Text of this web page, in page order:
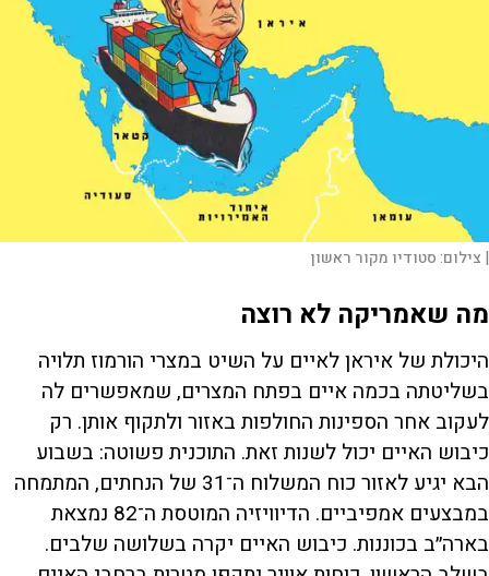
| צילום:סטודיו מקור ראשון
מה שאמריקה לא רוצה
היכולת של איראן לאיים על השיט במצרי הורמוז תלויה
בשליטתה בכמה איים בפתח המצרים, שמאפשרים לה
לעקוב אחר הספינות החולפות באזור ולתקוף אותן. רק
כיבוש האיים יכול לשנות זאת. התוכנית פשוטה: בשבוע
הבא יגיע לאזור כוח המשלוח ה־31 של הנחתים, המתמחה
במבצעים אמפיביים. הדיוויזיה המוטסת ה־82 נמצאת
בארה״ב בכוננות. כיבוש האיים יקרה בשלושה שלבים.